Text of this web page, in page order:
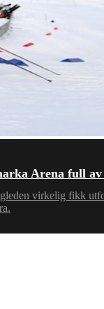
Arena full
virkelig fikk